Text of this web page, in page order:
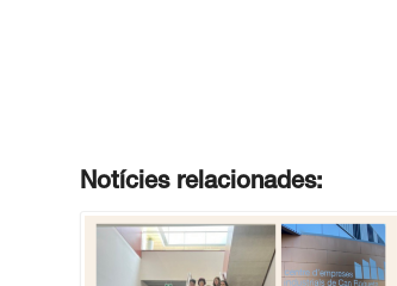
Notícies relacionades: